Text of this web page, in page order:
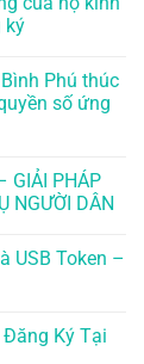
ký
Phú thúc
số ứng
GIẢI PHÁP
NGƯỜI DÂN
USB Token –
Ký Tại